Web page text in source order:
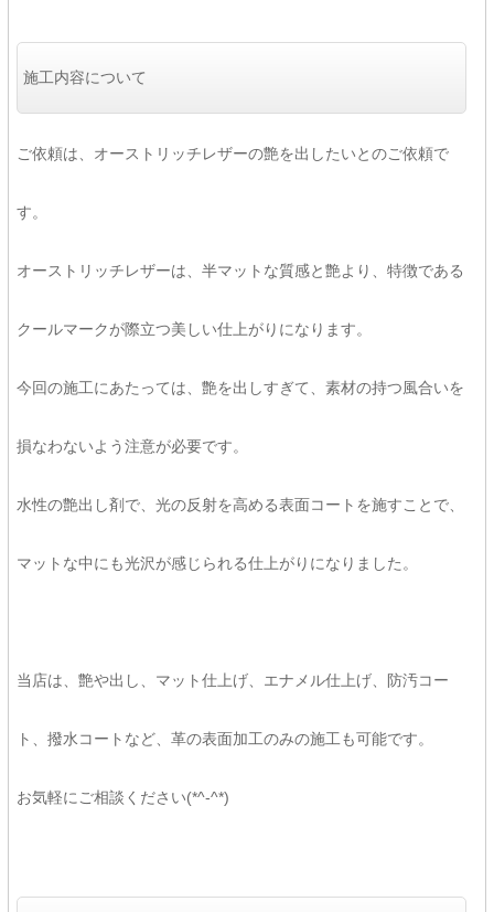
施工内容について
ご依頼は、オーストリッチレザーの艶を出したいとのご依頼で
す。
オーストリッチレザーは、半マットな質感と艶より、特徴である
クールマークが際立つ美しい仕上がりになります。
今回の施工にあたっては、艶を出しすぎて、素材の持つ風合いを
損なわないよう注意が必要です。
水性の艶出し剤で、光の反射を高める表面コートを施すことで、
マットな中にも光沢が感じられる仕上がりになりました。
当店は、艶や出し、マット仕上げ、エナメル仕上げ、防汚コー
ト、撥水コートなど、革の表面加工のみの施工も可能です。
お気軽にご相談ください(*^-^*)